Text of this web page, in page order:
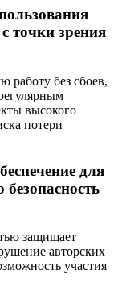
точки зрения
работу без сбоев,
высокого
потери
для
защищает
авторских
участия